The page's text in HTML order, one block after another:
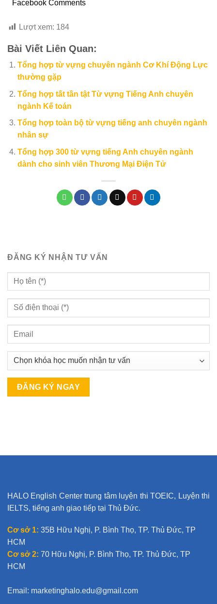
Facebook Comments
Lượt xem: 184
Bài Viết Liên Quan:
Tổng hợp từ vựng chuyên ngành Cơ Khí Động Lực
thường gặp
Tổng hợp tất tần tật Từ vựng Tiếng Anh chuyên
ngành Kế toán
Tổng hợp toàn bộ từ vựng tiếng anh chuyên ngành
nhân sự
Tổng hợp 300 từ vựng tiếng Anh chuyên ngành
dành cho sinh viên Thương Mại Điện Tử
ĐĂNG KÝ NHẬN TƯ VẤN
HALO English Center trung tâm luyện thi TOEIC, Luyện thi
IELTS, tiếng anh giao tiếp tại Thủ Đức.
Cơ sở 1: 35B Hữu Nghị, P. Bình Thọ, TP. Thủ Đức, TP
HCM
Cơ sở 2: 70 Hữu Nghị, P. Bình Thọ, TP. Thủ Đức, TP
HCM
Email: marketinghalo.edu@gmail.com